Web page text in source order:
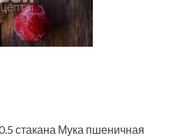
стакана Мука пшеничная